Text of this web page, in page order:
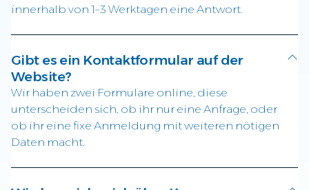
innerhalb von 1–3 Werktagen eine Antwort.
Gibt es ein Kontaktformular auf der
Website?
Wir haben zwei Formulare online, diese
unterscheiden sich, ob ihr nur eine Anfrage, oder
ob ihr eine fixe Anmeldung mit weiteren nötigen
Daten macht.